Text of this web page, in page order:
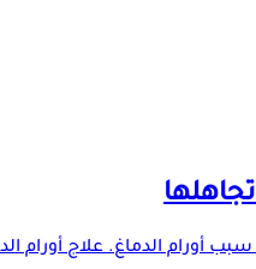
أورام الدماغ. علاج أورام